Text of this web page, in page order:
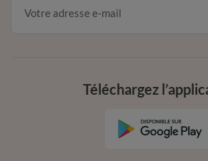
Téléchargez